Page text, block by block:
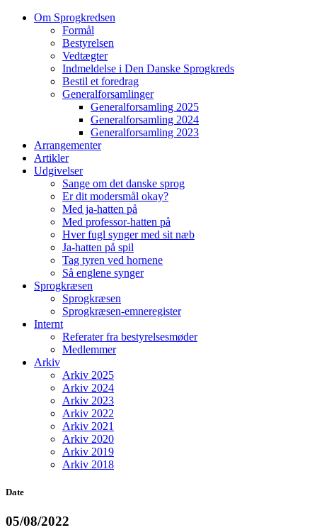
Om Sprogkredsen
Formål
Bestyrelsen
Vedtægter
Indmeldelse i Den Danske Sprogkreds
Bestil et foredrag
Generalforsamlinger
Generalforsamling 2025
Generalforsamling 2024
Generalforsamling 2023
Arrangementer
Artikler
Udgivelser
Sange om det danske sprog
Er dit modersmål okay?
Med ja-hatten på
Med professor-hatten på
Hver fugl synger med sit næb
Ja-hatten på spil
Tag tyren ved hornene
Så englene synger
Sprogkræsen
Sprogkræsen
Sprogkræsen-emneregister
Internt
Referater fra bestyrelsesmøder
Medlemmer
Arkiv
Arkiv 2025
Arkiv 2024
Arkiv 2023
Arkiv 2022
Arkiv 2021
Arkiv 2020
Arkiv 2019
Arkiv 2018
Date
05/08/2022